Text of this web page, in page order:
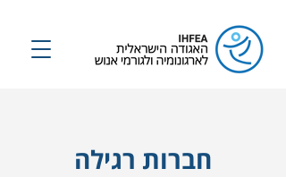
חברות רגילה